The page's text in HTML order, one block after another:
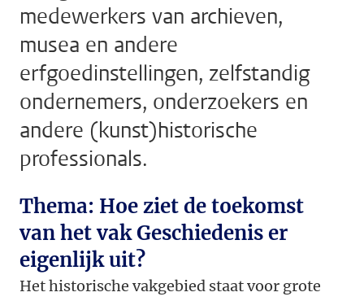
medewerkers van archieven,
musea en andere
erfgoedinstellingen, zelfstandig
ondernemers, onderzoekers en
andere (kunst)historische
professionals.
Thema: Hoe ziet de toekomst
van het vak Geschiedenis er
eigenlijk uit?
Het historische vakgebied staat voor grote